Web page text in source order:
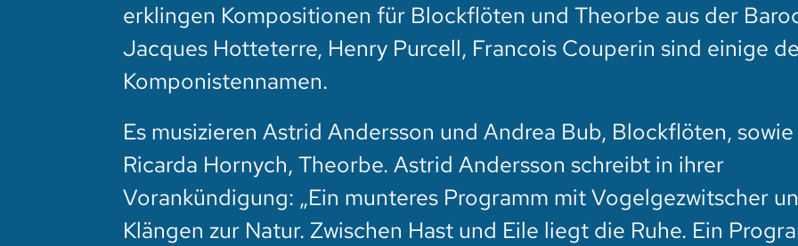
erklingen Kompositionen für Blockflöten und Theorbe aus der
Jacques Hotteterre, Henry Purcell, Francois Couperin sind einige
Komponistennamen.
Es musizieren Astrid Andersson und Andrea Bub, Blockflöten, sowie
Ricarda Hornych, Theorbe. Astrid Andersson schreibt in ihrer
Vorankündigung: „Ein munteres Programm mit Vogelgezwitscher
Klängen zur Natur. Zwischen Hast und Eile liegt die Ruhe. Ein